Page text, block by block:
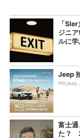
「
ジニ
ルに学
Jeep
PR(Jeep
富士
た？